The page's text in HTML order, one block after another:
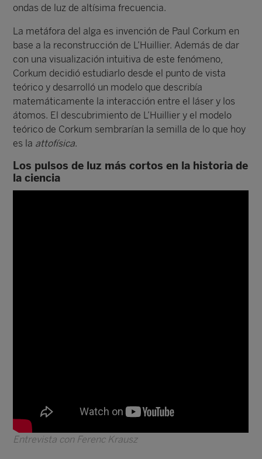
ondas de luz de altísima frecuencia.
La metáfora del alga es invención de Paul Corkum en
base a la reconstrucción de L’Huillier. Además de dar
con una visualización intuitiva de este fenómeno,
Corkum decidió estudiarlo desde el punto de vista
teórico y desarrolló un modelo que describía
matemáticamente la interacción entre el láser y los
átomos. El descubrimiento de L’Huillier y el modelo
teórico de Corkum sembrarían la semilla de lo que hoy
es la attofísica.
Los pulsos de luz más cortos en la historia de
la ciencia
Entrevista con Ferenc Krausz